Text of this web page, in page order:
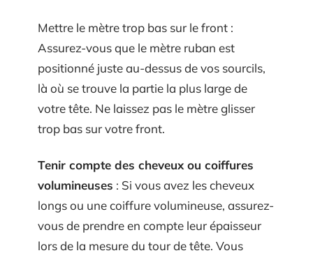
Mettre le mètre trop bas sur le front :
Assurez-vous que le mètre ruban est
positionné juste au-dessus de vos sourcils,
là où se trouve la partie la plus large de
votre tête. Ne laissez pas le mètre glisser
trop bas sur votre front.
Tenir compte des cheveux ou coiffures
volumineuses : Si vous avez les cheveux
longs ou une coiffure volumineuse, assurez-
vous de prendre en compte leur épaisseur
lors de la mesure du tour de tête. Vous